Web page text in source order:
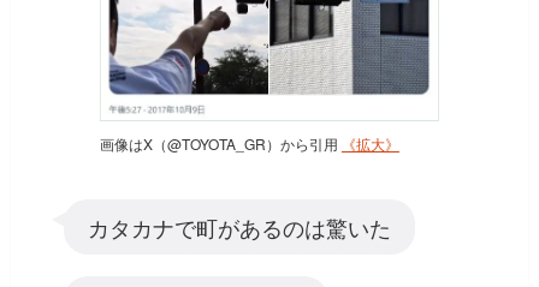
画像はX（@TOYOTA_GR）から引用 《拡大》
カタカナで町があるのは驚いた